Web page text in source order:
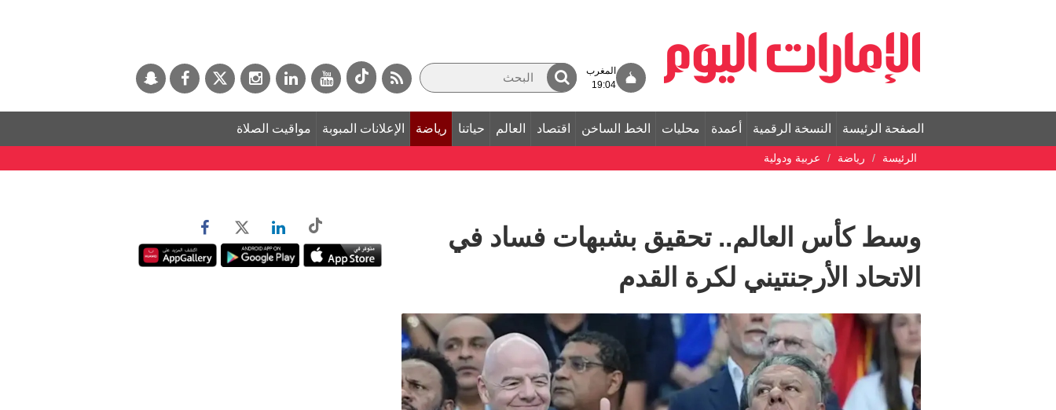
المغرب
19:04
الصفحة الرئيسة النسخة الرقمية أعمدة محليات الخط الساخن اقتصاد العالم حياتنا رياضة الإعلانات المبوبة مواقيت الصلاة
الرئيسة رياضة عربية ودولية
وسط كأس العالم.. تحقيق بشبهات فساد في
الاتحاد الأرجنتيني لكرة القدم